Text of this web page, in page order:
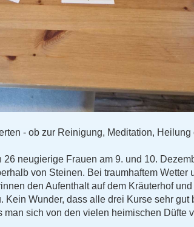
- ob zur Reinigung, Meditation, Heilung
neugierige Frauen am 9. und 10.
von Steinen. Bei traumhaftem Wetter
den Aufenthalt auf dem Kräuterhof
Kein Wunder, dass alle drei Kurse sehr gut
sich von den vielen heimischen Düfte